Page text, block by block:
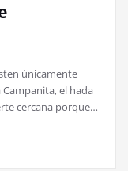
únicamente
el hada
cercana porque…